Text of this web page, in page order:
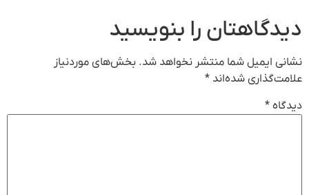
دیدگاهتان را بنویسید
نشانی ایمیل شما منتشر نخواهد شد. بخش‌های موردنیاز
علامت‌گذاری شده‌اند *
دیدگاه *